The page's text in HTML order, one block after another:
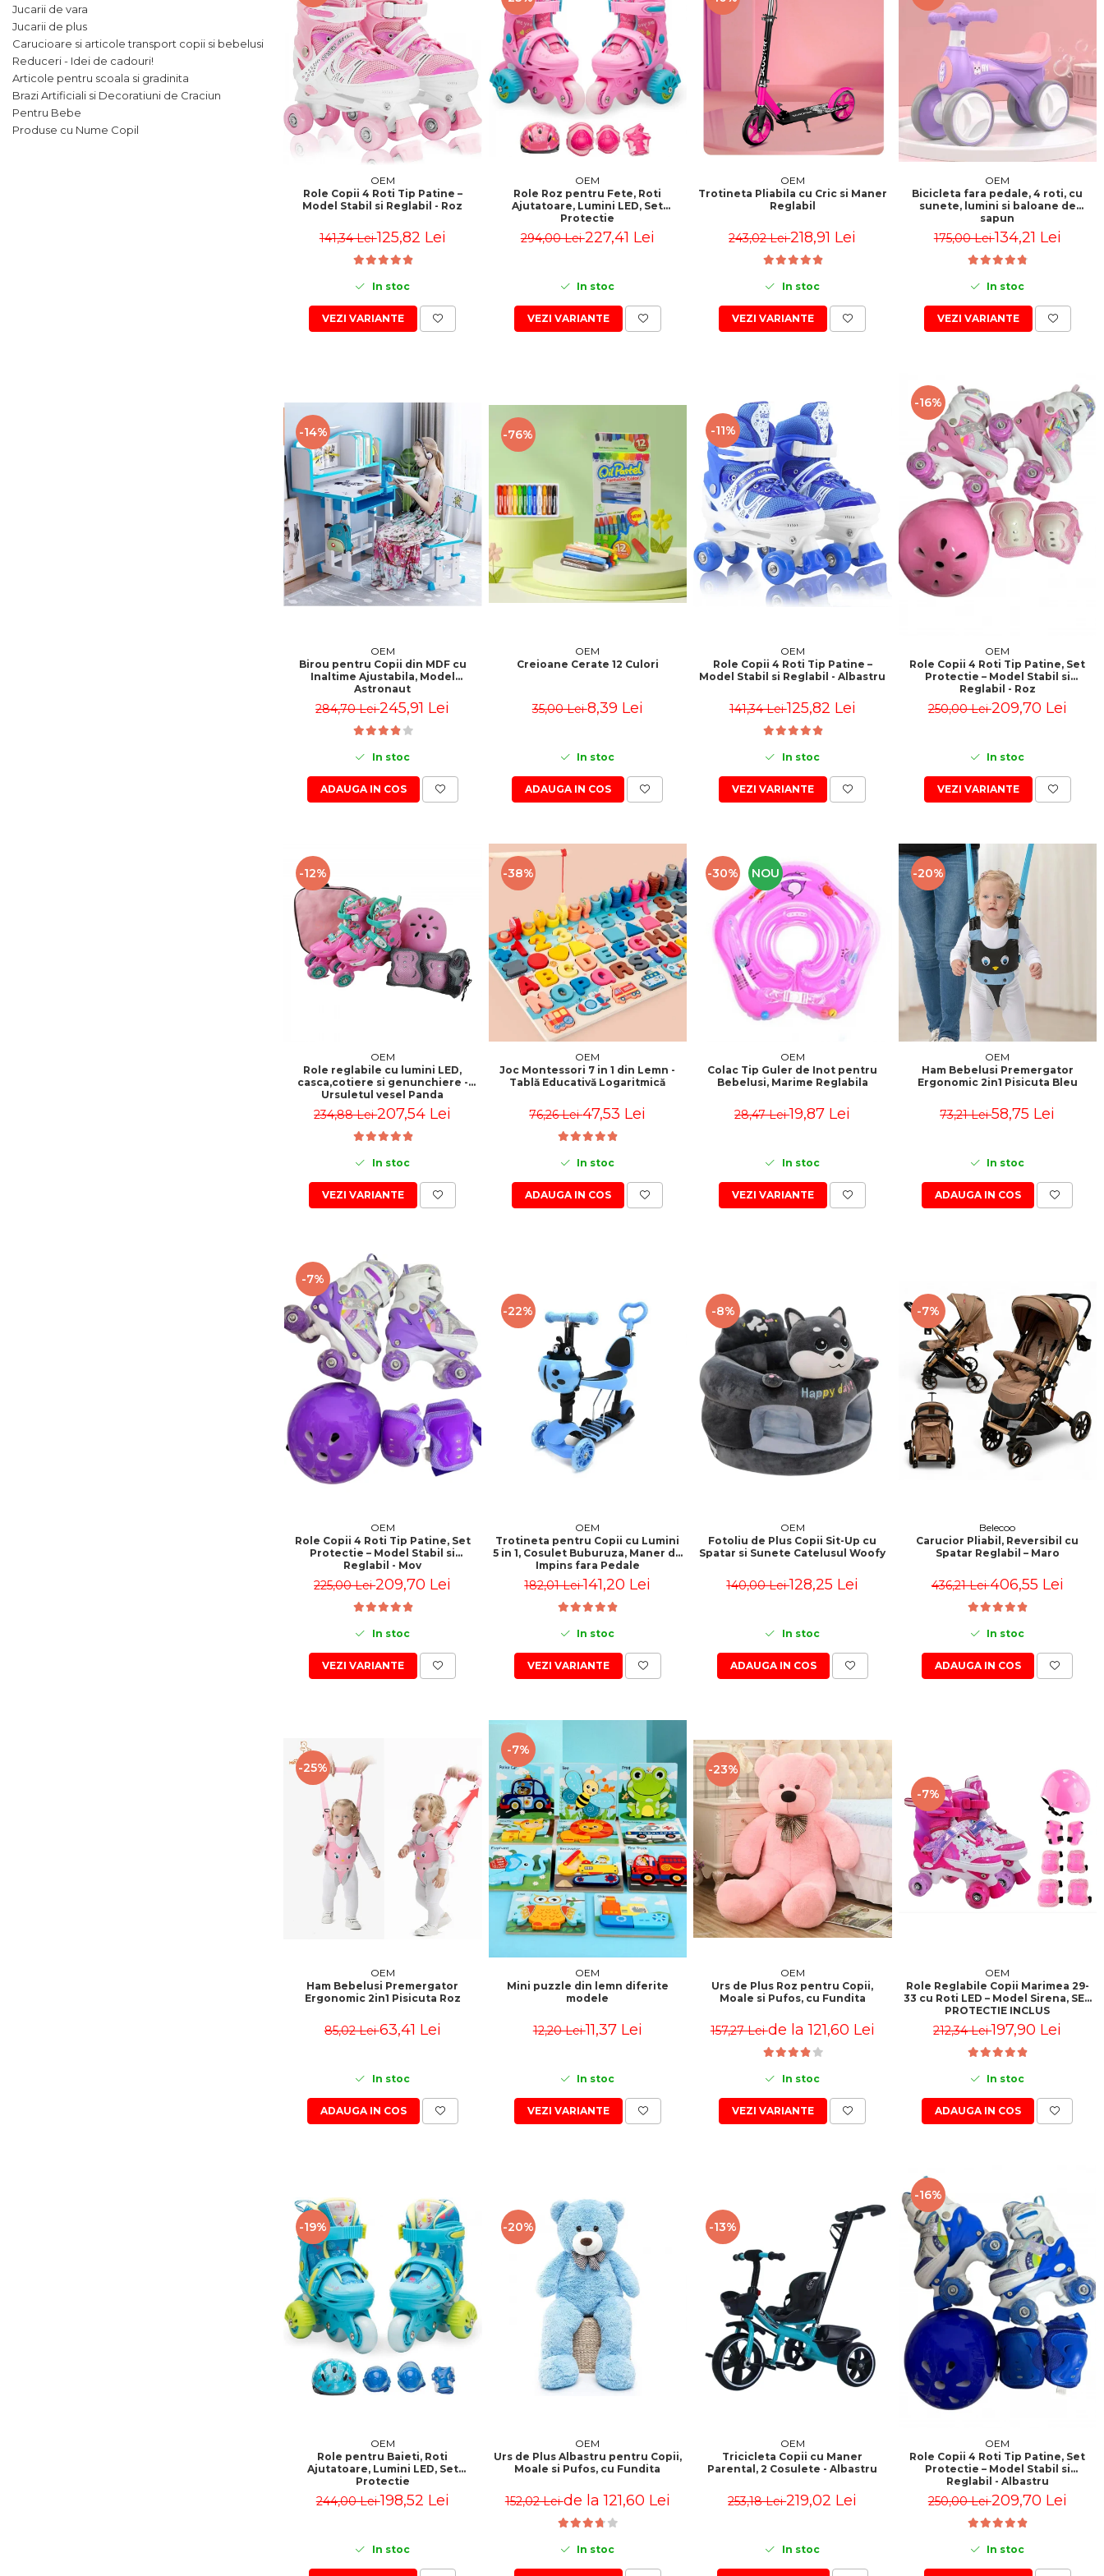
Seturi de constructie
Jucarii vorbarete
Jucarii tip STEM
Jucarii instrumente muzicale
Jucarii fete
Jucarii baieti
Copii 4 ani+
Copii 5 ani+
Copii 6 ani+
Copii 4 ani+
Copii 5 ani+
Copii 6 ani+
Lenjerii de pat copii si bebe
Mobilier pentru copii
Patuturi copii
Jucarii de plus mici
Jucarii de plus medii
Jucarii de plus mari
Jucarii de vara
Jucarii de plus
Carucioare si articole transport copii si bebelusi
Reduceri - Idei de cadouri!
Articole pentru scoala si gradinita
Brazi Artificiali si Decoratiuni de Craciun
Pentru Bebe
Produse cu Nume Copil
OEM
Role Copii 4 Roti Tip Patine –
Model Stabil si Reglabil - Roz
141,34 Lei125,82 Lei
In stoc
VEZI VARIANTE
OEM
Role Roz pentru Fete, Roti
Ajutatoare, Lumini LED, Set
Protectie
294,00 Lei227,41 Lei
In stoc
VEZI VARIANTE
OEM
Trotineta Pliabila cu Cric si Maner
Reglabil
243,02 Lei218,91 Lei
In stoc
VEZI VARIANTE
OEM
Bicicleta fara pedale, 4 roti, cu
sunete, lumini si baloane de
sapun
175,00 Lei134,21 Lei
In stoc
VEZI VARIANTE
-14%
OEM
Birou pentru Copii din MDF cu
Inaltime Ajustabila, Model
Astronaut
284,70 Lei245,91 Lei
In stoc
ADAUGA IN COS
-76%
OEM
Creioane Cerate 12 Culori
35,00 Lei8,39 Lei
In stoc
ADAUGA IN COS
-11%
OEM
Role Copii 4 Roti Tip Patine –
Model Stabil si Reglabil - Albastru
141,34 Lei125,82 Lei
In stoc
VEZI VARIANTE
-16%
OEM
Role Copii 4 Roti Tip Patine, Set
Protectie – Model Stabil si
Reglabil - Roz
250,00 Lei209,70 Lei
In stoc
VEZI VARIANTE
-12%
OEM
Role reglabile cu lumini LED,
casca,cotiere si genunchiere -
Ursuletul vesel Panda
234,88 Lei207,54 Lei
In stoc
VEZI VARIANTE
-38%
OEM
Joc Montessori 7 in 1 din Lemn -
Tablă Educativă Logaritmică
76,26 Lei47,53 Lei
In stoc
ADAUGA IN COS
-30% NOU
OEM
Colac Tip Guler de Inot pentru
Bebelusi, Marime Reglabila
28,47 Lei19,87 Lei
In stoc
VEZI VARIANTE
-20%
OEM
Ham Bebelusi Premergator
Ergonomic 2in1 Pisicuta Bleu
73,21 Lei58,75 Lei
In stoc
ADAUGA IN COS
-7%
OEM
Role Copii 4 Roti Tip Patine, Set
Protectie – Model Stabil si
Reglabil - Mov
225,00 Lei209,70 Lei
In stoc
VEZI VARIANTE
-22%
OEM
Trotineta pentru Copii cu Lumini
5 in 1, Cosulet Buburuza, Maner de
Impins fara Pedale
182,01 Lei141,20 Lei
In stoc
VEZI VARIANTE
-8%
OEM
Fotoliu de Plus Copii Sit-Up cu
Spatar si Sunete Catelusul Woofy
140,00 Lei128,25 Lei
In stoc
ADAUGA IN COS
-7%
Belecoo
Carucior Pliabil, Reversibil cu
Spatar Reglabil – Maro
436,21 Lei406,55 Lei
In stoc
ADAUGA IN COS
-25%
OEM
Ham Bebelusi Premergator
Ergonomic 2in1 Pisicuta Roz
85,02 Lei63,41 Lei
In stoc
ADAUGA IN COS
-7%
OEM
Mini puzzle din lemn diferite
modele
12,20 Lei11,37 Lei
In stoc
VEZI VARIANTE
-23%
OEM
Urs de Plus Roz pentru Copii,
Moale si Pufos, cu Fundita
157,27 Leide la 121,60 Lei
In stoc
VEZI VARIANTE
-7%
OEM
Role Reglabile Copii Marimea 29-
33 cu Roti LED – Model Sirena, SET
PROTECTIE INCLUS
212,34 Lei197,90 Lei
In stoc
ADAUGA IN COS
-19%
OEM
Role pentru Baieti, Roti
Ajutatoare, Lumini LED, Set
Protectie
244,00 Lei198,52 Lei
In stoc
-20%
OEM
Urs de Plus Albastru pentru Copii,
Moale si Pufos, cu Fundita
152,02 Leide la 121,60 Lei
In stoc
-13%
OEM
Tricicleta Copii cu Maner
Parental, 2 Cosulete - Albastru
253,18 Lei219,02 Lei
In stoc
-16%
OEM
Role Copii 4 Roti Tip Patine, Set
Protectie – Model Stabil si
Reglabil - Albastru
250,00 Lei209,70 Lei
In stoc